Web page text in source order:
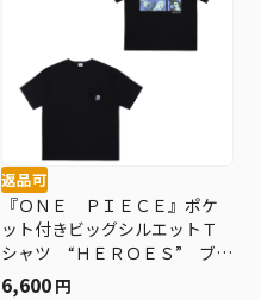
返品可
『ＯＮＥ ＰＩＥＣＥ』ポケ
ット付きビッグシルエットＴ
シャツ “ＨＥＲＯＥＳ” ブル
ック ＢＥ２
6,600 円